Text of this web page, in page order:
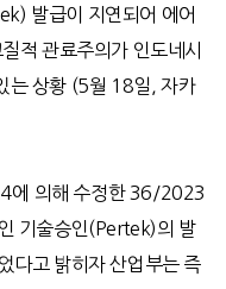
발급이 지연되어 에어
적 관료주의가 인도네시
는 상황 (5월 18일,자카
에 의해 수정한36/2023
기술승인(Pertek)의 발
다고 밝히자 산업부는 즉